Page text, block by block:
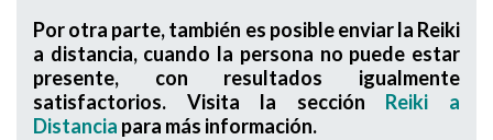
Por otra parte, también es posible enviar la Reiki
a distancia, cuando la persona no puede estar
presente, con resultados igualmente
satisfactorios. Visita la sección Reiki a
Distancia para más información.